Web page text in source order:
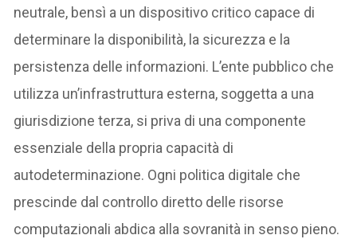
neutrale, bensì a un dispositivo critico capace di
determinare la disponibilità, la sicurezza e la
persistenza delle informazioni. L’ente pubblico che
utilizza un’infrastruttura esterna, soggetta a una
giurisdizione terza, si priva di una componente
essenziale della propria capacità di
autodeterminazione. Ogni politica digitale che
prescinde dal controllo diretto delle risorse
computazionali abdica alla sovranità in senso pieno.